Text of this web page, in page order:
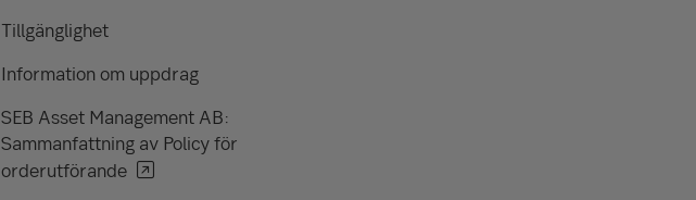
Tillgänglighet
Information om uppdrag
SEB Asset Management AB:
Sammanfattning av Policy för
orderutförande